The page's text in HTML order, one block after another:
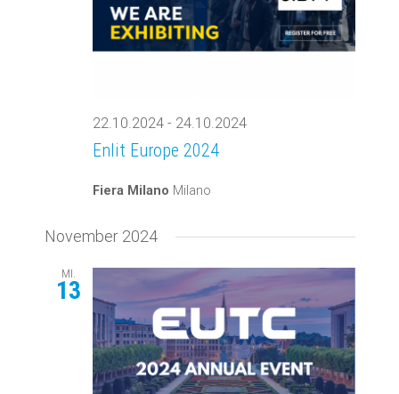
22.10.2024- 24.10.2024
Enlit Europe 2024
Fiera Milano Milano
November 2024
MI.
13